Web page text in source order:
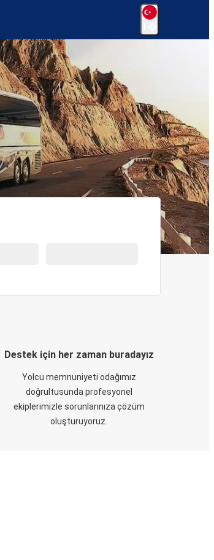
Destek için her zaman buradayız
Yolcu memnuniyeti odağımız
doğrultusunda profesyonel
ekiplerimizle sorunlarınıza çözüm
oluşturuyoruz.